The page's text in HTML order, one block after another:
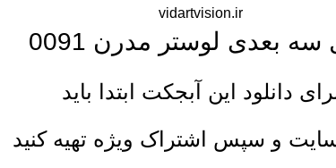
vidartvision.ir
بعدی لوستر مدرن 0091
دانلود این آبجکت ابتدا باید
و سپس اشتراک ویژه تهیه کنید